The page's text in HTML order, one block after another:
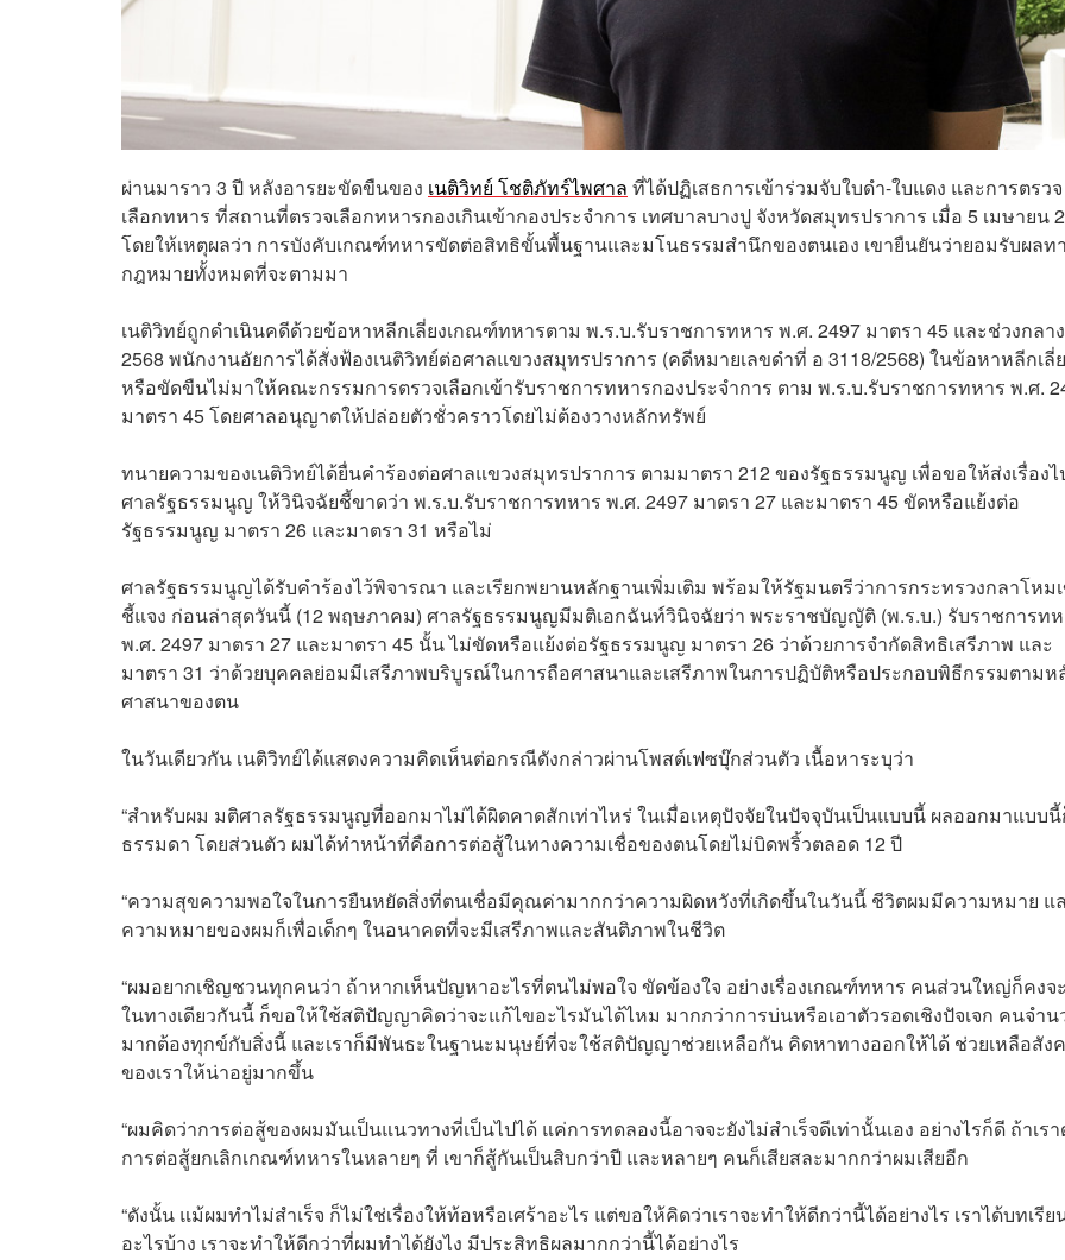
ผ่านมาราว 3 ปี หลังอารยะขัดขืนของ เนติวิทย์ โชติภัทร์ไพศาล ที่ได้ปฏิเสธการเข้าร่วมจับใบดำ-ใบแดง และการตรวจ
เลือกทหาร ที่สถานที่ตรวจเลือกทหารกองเกินเข้ากองประจำการ เทศบาลบางปู จังหวัดสมุทรปราการ เมื่อ 5 เมษายน
โดยให้เหตุผลว่า การบังคับเกณฑ์ทหารขัดต่อสิทธิขั้นพื้นฐานและมโนธรรมสำนึกของตนเอง เขายืนยันว่ายอมรับผลท
กฎหมายทั้งหมดที่จะตามมา
เนติวิทย์ถูกดำเนินคดีด้วยข้อหาหลีกเลี่ยงเกณฑ์ทหารตาม พ.ร.บ.รับราชการทหาร พ.ศ. 2497 มาตรา 45 และช่วงกลา
2568 พนักงานอัยการได้สั่งฟ้องเนติวิทย์ต่อศาลแขวงสมุทรปราการ (คดีหมายเลขดำที่ อ 3118/2568) ในข้อหาหลีกเลี่
หรือขัดขืนไม่มาให้คณะกรรมการตรวจเลือกเข้ารับราชการทหารกองประจำการ ตาม พ.ร.บ.รับราชการทหาร พ.ศ.
มาตรา 45 โดยศาลอนุญาตให้ปล่อยตัวชั่วคราวโดยไม่ต้องวางหลักทรัพย์
ทนายความของเนติวิทย์ได้ยื่นคำร้องต่อศาลแขวงสมุทรปราการ ตามมาตรา 212 ของรัฐธรรมนูญ เพื่อขอให้ส่งเรื่องไ
ศาลรัฐธรรมนูญ ให้วินิจฉัยชี้ขาดว่า พ.ร.บ.รับราชการทหาร พ.ศ. 2497 มาตรา 27 และมาตรา 45 ขัดหรือแย้งต่อ
รัฐธรรมนูญ มาตรา 26 และมาตรา 31 หรือไม่
ศาลรัฐธรรมนูญได้รับคำร้องไว้พิจารณา และเรียกพยานหลักฐานเพิ่มเติม พร้อมให้รัฐมนตรีว่าการกระทรวงกลาโหม
ชี้แจง ก่อนล่าสุดวันนี้ (12 พฤษภาคม) ศาลรัฐธรรมนูญมีมติเอกฉันท์วินิจฉัยว่า พระราชบัญญัติ (พ.ร.บ.) รับราชการท
พ.ศ. 2497 มาตรา 27 และมาตรา 45 นั้น ไม่ขัดหรือแย้งต่อรัฐธรรมนูญ มาตรา 26 ว่าด้วยการจำกัดสิทธิเสรีภาพ และ
มาตรา 31 ว่าด้วยบุคคลย่อมมีเสรีภาพบริบูรณ์ในการถือศาสนาและเสรีภาพในการปฏิบัติหรือประกอบพิธีกรรมตามห
ศาสนาของตน
ในวันเดียวกัน เนติวิทย์ได้แสดงความคิดเห็นต่อกรณีดังกล่าวผ่านโพสต์เฟซบุ๊กส่วนตัว เนื้อหาระบุว่า
“สำหรับผม มติศาลรัฐธรรมนูญที่ออกมาไม่ได้ผิดคาดสักเท่าไหร่ ในเมื่อเหตุปัจจัยในปัจจุบันเป็นแบบนี้ ผลออกมาแบบ
ธรรมดา โดยส่วนตัว ผมได้ทำหน้าที่คือการต่อสู้ในทางความเชื่อของตนโดยไม่บิดพริ้วตลอด 12 ปี
“ความสุขความพอใจในการยืนหยัดสิ่งที่ตนเชื่อมีคุณค่ามากกว่าความผิดหวังที่เกิดขึ้นในวันนี้ ชีวิตผมมีความหมาย แ
ความหมายของผมก็เพื่อเด็กๆ ในอนาคตที่จะมีเสรีภาพและสันติภาพในชีวิต
“ผมอยากเชิญชวนทุกคนว่า ถ้าหากเห็นปัญหาอะไรที่ตนไม่พอใจ ขัดข้องใจ อย่างเรื่องเกณฑ์ทหาร คนส่วนใหญ่ก็คงจ
ในทางเดียวกันนี้ ก็ขอให้ใช้สติปัญญาคิดว่าจะแก้ไขอะไรมันได้ไหม มากกว่าการบ่นหรือเอาตัวรอดเชิงปัจเจก คนจำน
มากต้องทุกข์กับสิ่งนี้ และเราก็มีพันธะในฐานะมนุษย์ที่จะใช้สติปัญญาช่วยเหลือกัน คิดหาทางออกให้ได้ ช่วยเหลือสัง
ของเราให้น่าอยู่มากขึ้น
“ผมคิดว่าการต่อสู้ของผมมันเป็นแนวทางที่เป็นไปได้ แค่การทดลองนี้อาจจะยังไม่สำเร็จดีเท่านั้นเอง อย่างไรก็ดี ถ้าเร
การต่อสู้ยกเลิกเกณฑ์ทหารในหลายๆ ที่ เขาก็สู้กันเป็นสิบกว่าปี และหลายๆ คนก็เสียสละมากกว่าผมเสียอีก
“ดังนั้น แม้ผมทำไม่สำเร็จ ก็ไม่ใช่เรื่องให้ท้อหรือเศร้าอะไร แต่ขอให้คิดว่าเราจะทำให้ดีกว่านี้ได้อย่างไร เราได้บทเรีย
อะไรบ้าง เราจะทำให้ดีกว่าที่ผมทำได้ยังไง มีประสิทธิผลมากกว่านี้ได้อย่างไร